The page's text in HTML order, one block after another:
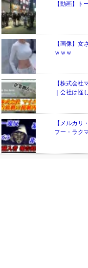
【動画】ト
【画像】女
ｗｗｗ
【株式会社
｜会社は怪
【メルカリ
フー・ラク